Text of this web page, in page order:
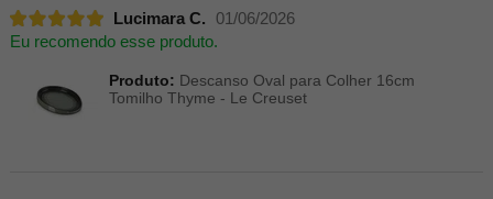
Lucimara C.
01/06/2026
Eu recomendo esse produto.
Produto: Descanso Oval para Colher 16cm
Tomilho Thyme - Le Creuset